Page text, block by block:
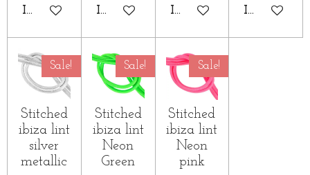
IN WINKELWAGENIN WINKELWAGENIN WINKELWAGEN
IN
Sale!
Stitched
ibiza lint
silver
metallic
Sale!
Stitched
ibiza lint
Neon
Green
Sale!
Stitched
ibiza lint
Neon
pink